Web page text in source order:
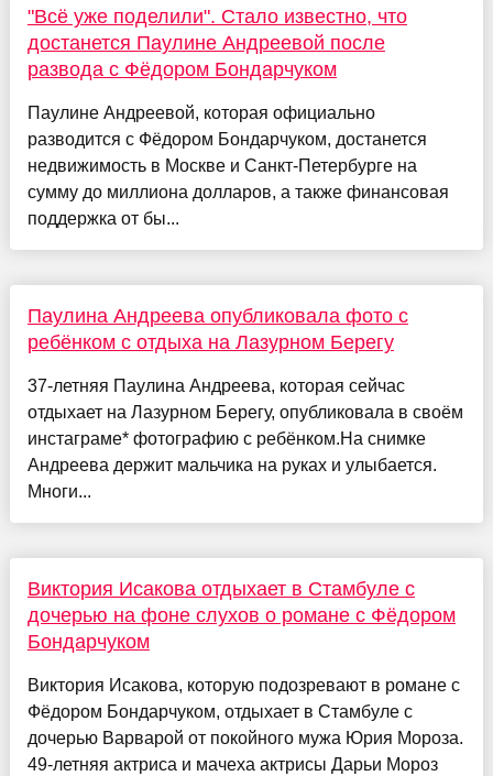
"Всё уже поделили". Стало известно, что
достанется Паулине Андреевой после
развода с Фёдором Бондарчуком
Паулине Андреевой, которая официально
разводится с Фёдором Бондарчуком, достанется
недвижимость в Москве и Санкт-Петербурге на
сумму до миллиона долларов, а также финансовая
поддержка от бы...
Паулина Андреева опубликовала фото с
ребёнком с отдыха на Лазурном Берегу
37-летняя Паулина Андреева, которая сейчас
отдыхает на Лазурном Берегу, опубликовала в своём
инстаграме* фотографию с ребёнком.На снимке
Андреева держит мальчика на руках и улыбается.
Многи...
Виктория Исакова отдыхает в Стамбуле с
дочерью на фоне слухов о романе с Фёдором
Бондарчуком
Виктория Исакова, которую подозревают в романе с
Фёдором Бондарчуком, отдыхает в Стамбуле с
дочерью Варварой от покойного мужа Юрия Мороза.
49-летняя актриса и мачеха актрисы Дарьи Мороз